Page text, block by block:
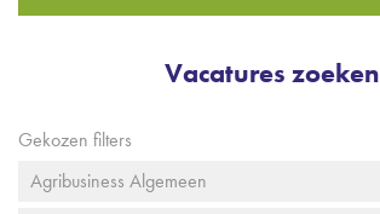
Vacatures zoeken
Gekozen filters
Agribusiness Algemeen